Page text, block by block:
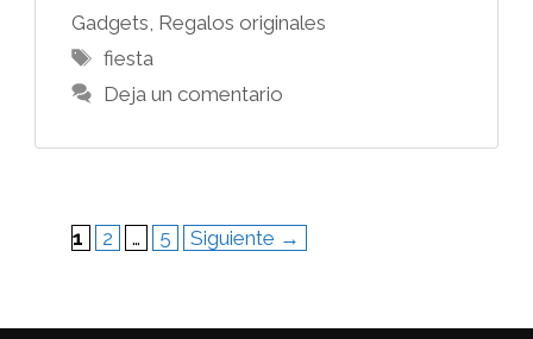
Gadgets Regalos originales
Etiquetas
fiesta
Deja un comentario
Página
1 Página
2 … Página
5 Siguiente →